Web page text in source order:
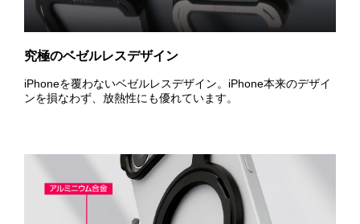
究極のベゼルレスデザイン
iPhoneを覆わないベゼルレスデザイン。iPhone本来のデザイ
ンを損なわず、放熱性にも優れています。